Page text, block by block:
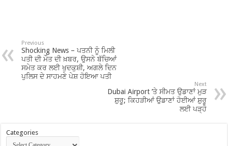
Previous
Shocking News – ਪਤਨੀ ਨੂੰ ਮਿਲੀ
ਪਤੀ ਦੀ ਮੌਤ ਦੀ ਖ਼ਬਰ, ਉਸਨੇ ਬੱਚਿਆਂ
ਸਮੇਤ ਕਰ ਲਈ ਖੁਦਕੁਸ਼ੀ, ਅਗਲੇ ਦਿਨ
ਪੁਲਿਸ ਦੇ ਸਾਹਮਣੇ ਪੇਸ਼ ਹੋਇਆ ਪਤੀ
Next
Dubai Airport ’ਤੇ ਸੀਮਤ ਉਡਾਣਾਂ ਮੁੜ
ਸ਼ੁਰੂ; ਕਿਹੜੀਆਂ ਉਡਾਣਾਂ ਹੋਈਆਂ ਸ਼ੁਰੂ
ਲਈ ਪੜ੍ਹੋ
Categories